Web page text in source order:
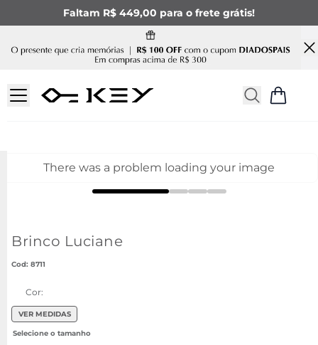
Faltam R$ 449,00 para o frete grátis!
There was a problem loading your image
Brinco Luciane
: 8711
Cor:
VER MEDIDAS